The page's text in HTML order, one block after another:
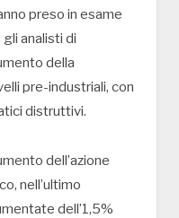
preso in esame
analisti di
della
pre-industriali, con
distruttivi.
dell’azione
nell’ultimo
dell’1,5%